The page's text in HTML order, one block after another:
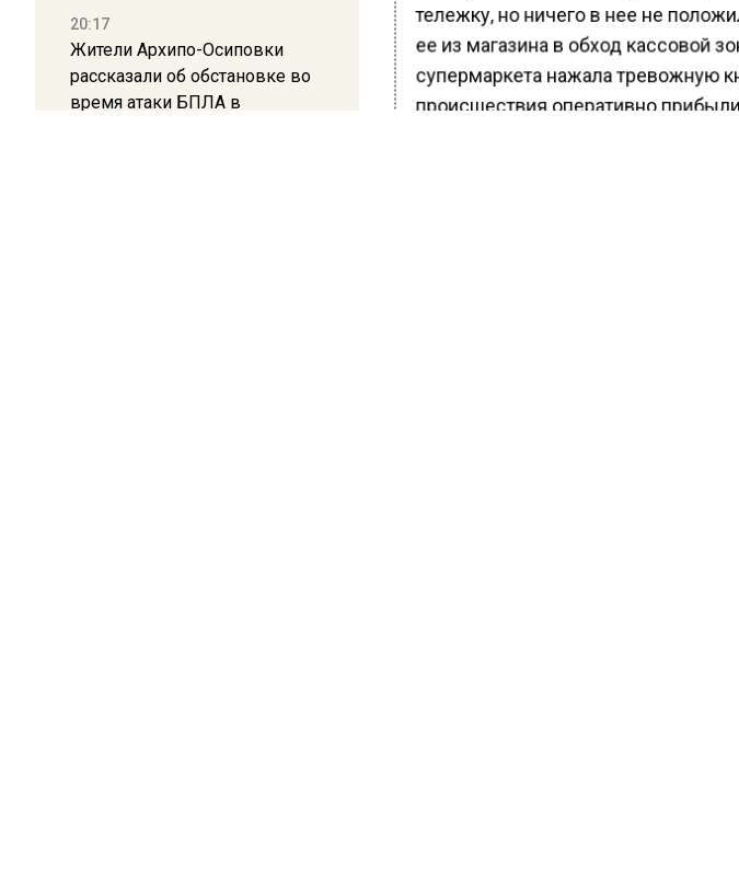
20:17
Жители Архипо-Осиповки
рассказали об обстановке во
время атаки БПЛА в
тележку, но ничего в нее не
ее из магазина в обход кассовой
супермаркета нажала тревожную
происшествия оперативно